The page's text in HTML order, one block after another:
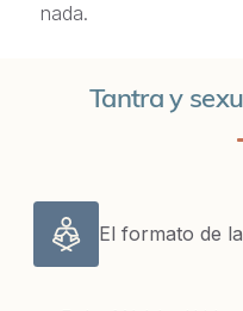
nada.
Tantra y
El formato de